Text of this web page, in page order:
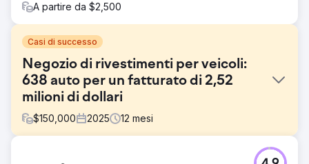
A partire da $2,500
Casi di successo
Negozio di rivestimenti per veicoli:
638 auto per un fatturato di 2,52
milioni di dollari
$150,000 2025 12 mesi